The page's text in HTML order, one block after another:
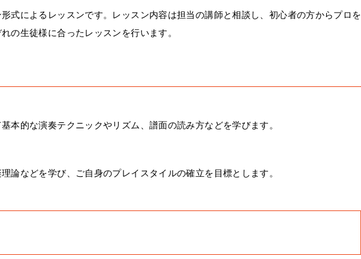
式によるレッスンです。レッスン内容は担当の講師と相談し、初心者の方からプロを
の生徒様に合ったレッスンを行います。
本的な演奏テクニックやリズム、譜面の読み方などを学びます。
論などを学び、ご自身のプレイスタイルの確立を目標とします。